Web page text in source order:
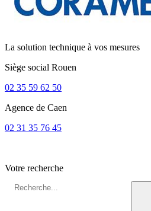
La solution technique à vos mesures
Siège social Rouen
02 35 59 62 50
Agence de Caen
02 31 35 76 45
Votre recherche